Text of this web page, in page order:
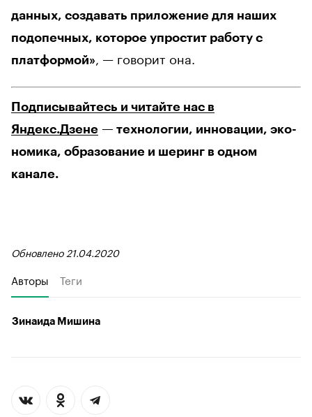
данных, создавать приложение для наших
подопечных, которое упростит работу с
платформой»
, — говорит она.
Подписывайтесь и читайте нас в
Яндекс.Дзене — технологии, инновации, эко-
номика, образование и шеринг в одном
канале.
Обновлено 21.04.2020
Авторы Теги
Зинаида Мишина